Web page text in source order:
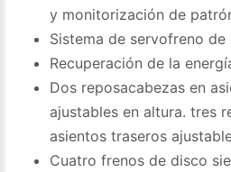
y monitorización de
Sistema de servofreno de
Recuperación de la
Dos reposacabezas en
ajustables en altura. tres
asientos traseros
Cuatro frenos de disco